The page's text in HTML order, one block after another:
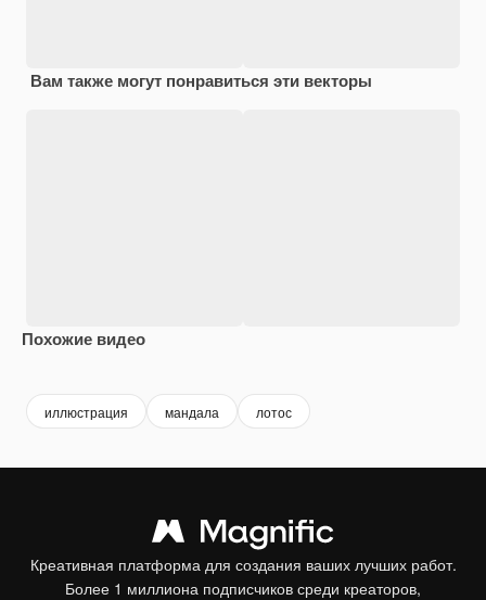
Вам также могут понравиться эти векторы
Похожие видео
иллюстрация мандала лотос
Креативная платформа для создания ваших лучших работ.
Более 1 миллиона подписчиков среди креаторов,